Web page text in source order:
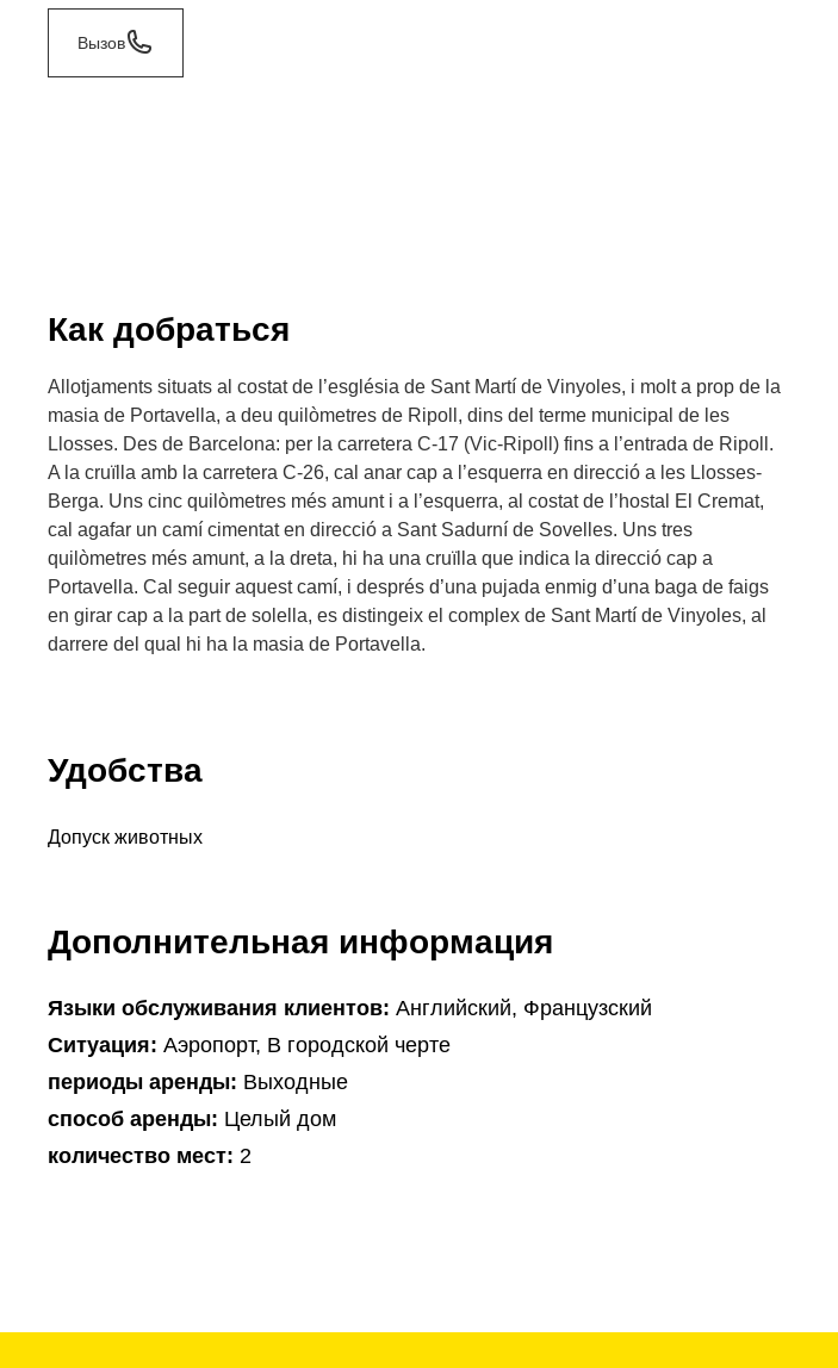
Вызов
Как добраться
Allotjaments situats al costat de l’església de Sant Martí de Vinyoles, i molt a prop de la
masia de Portavella, a deu quilòmetres de Ripoll, dins del terme municipal de les
Llosses. Des de Barcelona: per la carretera C-17 (Vic-Ripoll) fins a l’entrada de Ripoll.
A la cruïlla amb la carretera C-26, cal anar cap a l’esquerra en direcció a les Llosses-
Berga. Uns cinc quilòmetres més amunt i a l’esquerra, al costat de l’hostal El Cremat,
cal agafar un camí cimentat en direcció a Sant Sadurní de Sovelles. Uns tres
quilòmetres més amunt, a la dreta, hi ha una cruïlla que indica la direcció cap a
Portavella. Cal seguir aquest camí, i després d’una pujada enmig d’una baga de faigs
en girar cap a la part de solella, es distingeix el complex de Sant Martí de Vinyoles, al
darrere del qual hi ha la masia de Portavella.
Удобства
Допуск животных
Дополнительная информация
Языки обслуживания клиентов: Английский, Французский
Ситуация: Аэропорт, В городской черте
периоды аренды: Выходные
способ аренды: Целый дом
количество мест: 2